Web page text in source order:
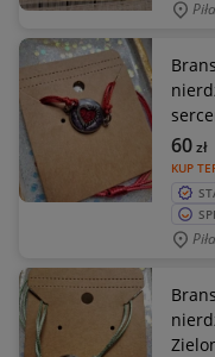
Piła
KUP
60zł
Piła